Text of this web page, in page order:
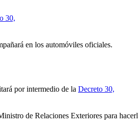
30,
en los automóviles oficiales.
por intermedio de la Decreto 30,
de Relaciones Exteriores para